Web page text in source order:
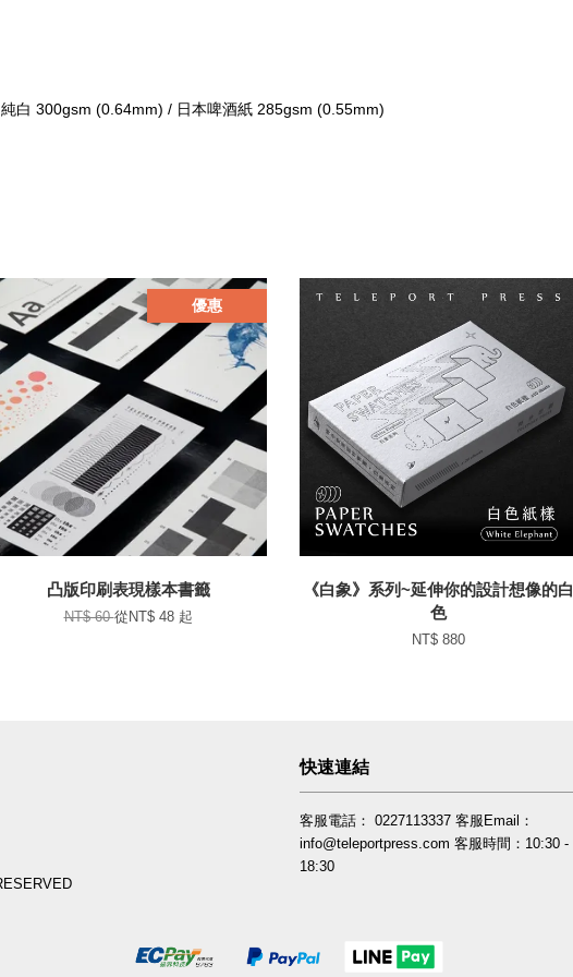
白 300gsm (0.64mm) / 日本啤酒紙 285gsm (0.55mm)
優惠
凸版印刷表現樣本書籤
NT$ 60從 NT$ 48 起
《白象》系列~延伸你的設計想像的白
色
NT$ 880
快速連結
客服電話： 0227113337 客服Email：
info@teleportpress.com 客服時間：10:30 -
18:30